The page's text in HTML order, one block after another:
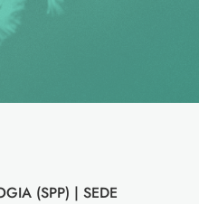
(SPP) | SEDE